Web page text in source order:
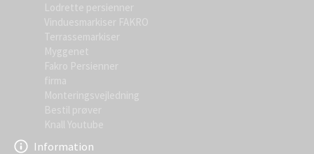
Lodrette persienner
Vinduesmarkiser FAKRO
Terrassemarkiser
Myggenet
Fakro Persienner
firma
Monteringsvejledning
Bestil prøver
Knall Youtube
Information